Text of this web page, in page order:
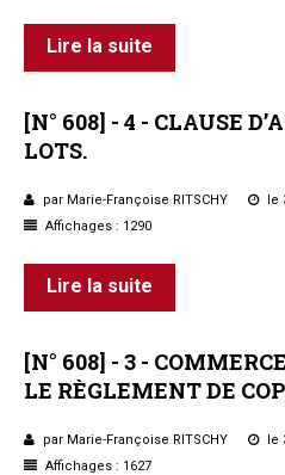
Lire la suite
[N° 608] - 4 - CLAUSE
LOTS.
par Marie-Françoise RITSCHY
le
Affichages : 1290
Lire la suite
[N° 608] - 3 -
LE RÈGLEMENTDE
par Marie-Françoise RITSCHY
le
Affichages : 1627